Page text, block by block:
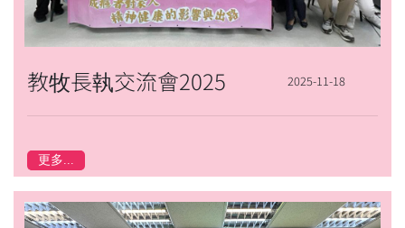
教牧長執交流會2025 2025-11-18
更多...